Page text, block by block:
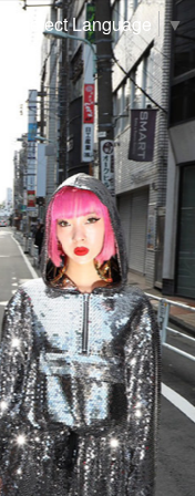
Select Language ▼